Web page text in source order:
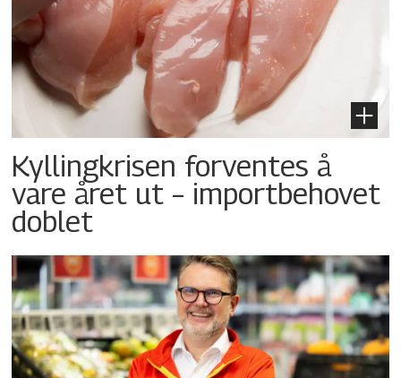
Kyllingkrisen forventes å
vare året ut – importbehovet
doblet